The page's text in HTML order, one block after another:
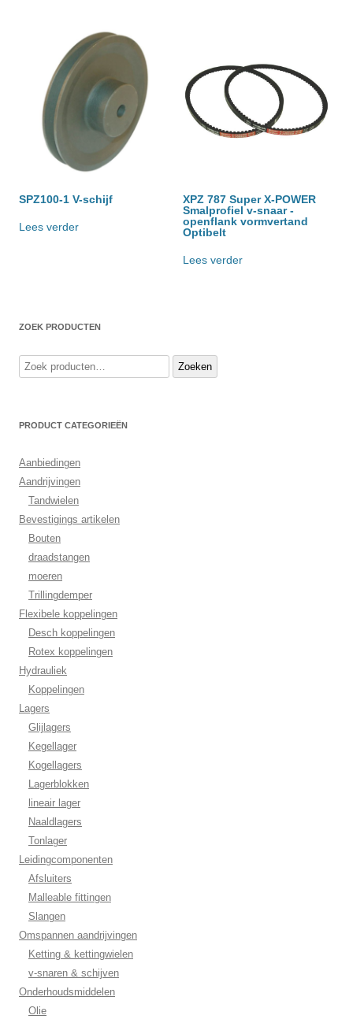
SPZ100-1 V-schijf
Lees verder
XPZ 787 Super X-POWER
Smalprofiel v-snaar -
openflank vormvertand
Optibelt
Lees verder
ZOEK PRODUCTEN
Zoeken
naar:
Zoeken
PRODUCT CATEGORIEËN
Aanbiedingen
Aandrijvingen
Tandwielen
Bevestigings artikelen
Bouten
draadstangen
moeren
Trillingdemper
Flexibele koppelingen
Desch koppelingen
Rotex koppelingen
Hydrauliek
Koppelingen
Lagers
Glijlagers
Kegellager
Kogellagers
Lagerblokken
lineair lager
Naaldlagers
Tonlager
Leidingcomponenten
Afsluiters
Malleable fittingen
Slangen
Omspannen aandrijvingen
Ketting & kettingwielen
v-snaren & schijven
Onderhoudsmiddelen
Olie